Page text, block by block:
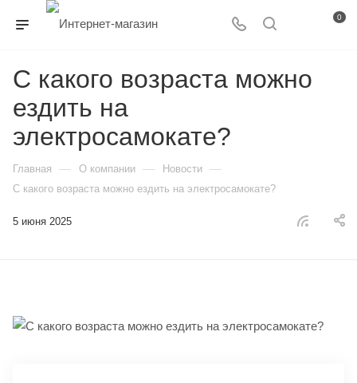
0
С какого возраста можно
ездить на
электросамокате?
Главная — О компании — Новости —
С какого возраста можно ездить на электросамокате?
5 июня 2025